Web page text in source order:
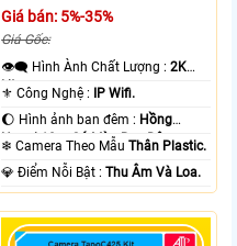
Giá bán: 5%-35%
Giá Gốc:
👁️‍🗨 Hình Ành Chất Lượng :2K
Lite .
⚜️ Công Nghệ : IP Wifi.
🌔 Hình ảnh ban đêm : Hồng
Ngoại 10m Có Màu Ban Ðêm.
❄ Camera Theo MẫuThân Plastic.
️💎 Điểm Nỗi Bật :Thu Âm Và Loa.